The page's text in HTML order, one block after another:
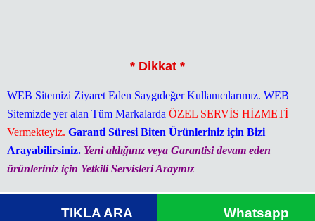
* Dikkat *
WEB Sitemizi Ziyaret Eden Saygıdeğer Kullanıcılarımız. WEB
Sitemizde yer alan Tüm Markalarda ÖZEL SERVİS HİZMETİ
Vermekteyiz. Garanti Süresi Biten Ürünleriniz için Bizi
Arayabilirsiniz. Yeni aldığınız veya Garantisi devam eden
ürünleriniz için Yetkili Servisleri Arayınız
TIKLA ARA Whatsapp